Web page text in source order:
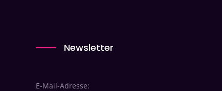
Newsletter
E-Mail-Adresse: